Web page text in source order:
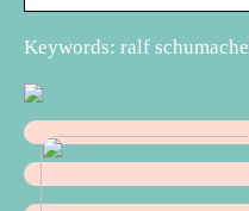
Keywords: ralf